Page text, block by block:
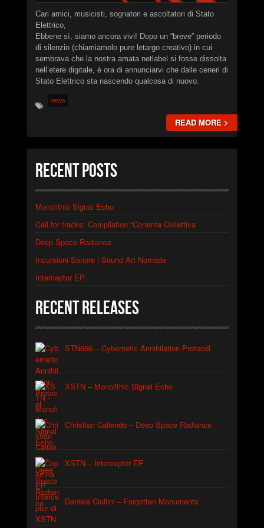
Christian Caliendo
► The Black Lodge Echo (Laura’s Theme)
Christian Caliendo
► Interceptor
XSTN
► Arcane
XSTN
Daniele Ciullini
► Frozen Abandoned Buildings (re-edit)
Cari amici, musicisti, sognatori e ascoltatori di Stato
Elettrico,
Ebbene sì, siamo ancora vivi! Dopo un “breve” periodo
di silenzio (chiamiamolo pure letargo creativo) in cui
sembrava che la nostra amata netlabel si fosse dissolta
nell’etere digitale, è ora di annunciarvi che dalle ceneri di
Stato Elettrico sta nascendo qualcosa di nuovo.
news
READ MORE >
Recent Posts
Monolithic Signal Echo
Call for tracks: Compilation “Corrente Collettiva
Deep Space Radiance
Incursioni Sonore | Sound Art Nomade
Interceptor EP
Recent Releases
STN666 – Cybernetic Annihilation Protocol
XSTN – Monolithic Signal Echo
Christian Caliendo – Deep Space Radiance
XSTN – Interceptor EP
Daniele Ciullini – Forgotten Monuments